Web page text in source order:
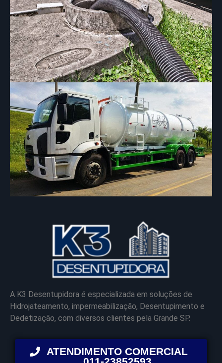
A K3 Desentupidora é especializada em soluções de
Hidrojateamento, impermeabilização, Desentupimento e
Dedetização, com diversos clientes pela Grande SP.
ATENDIMENTO COMERCIAL